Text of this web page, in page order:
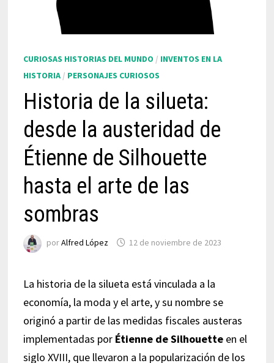
CURIOSAS HISTORIAS DEL MUNDO / INVENTOS EN LA
HISTORIA/ PERSONAJES CURIOSOS
Historia de la silueta:
desde la austeridad de
Étienne de Silhouette
hasta el arte de las
sombras
porAlfred López 12 de noviembre de 2023
La historia de la silueta está vinculada a la
economía, la moda y el arte, y su nombre se
originó a partir de las medidas fiscales austeras
implementadas por Étienne de Silhouetteen el
siglo XVIII, que llevaron a la popularización de los